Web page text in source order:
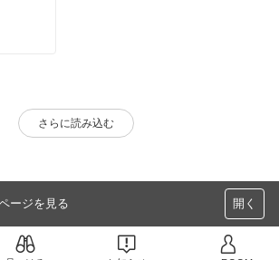
さらに読み込む
ージを見る 開く